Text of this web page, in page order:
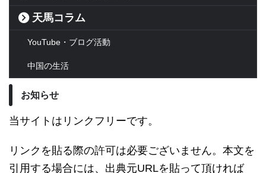
天馬コラム
YouTube・ブログ活動
中国の生活
お知らせ
当サイトはリンクフリーです。
リンクを貼る際の許可は必要ございません。本文を
引用する場合には、出典元URLを貼って頂ければ